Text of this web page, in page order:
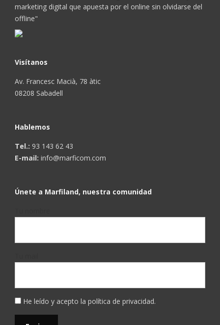
marketing digital que apuesta por el online sin olvidarse del
offline"
Visítanos
Av. Francesc Macià, 78 àtic
08208 Sabadell
Hablemos
Tel.: 93 143 62 43
E-mail: info@marficom.com
Únete a Marfiland, nuestra comunidad
He leído y acepto la política de privacidad.